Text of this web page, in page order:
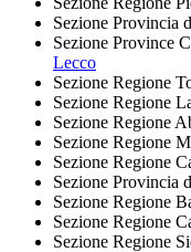
Sezione Provincia
Sezione Province
Lecco
Sezione Regione
Sezione Regione
Sezione Regione
Sezione Regione
Sezione Regione
Sezione Provincia
Sezione Regione
Sezione Regione
Sezione Regione